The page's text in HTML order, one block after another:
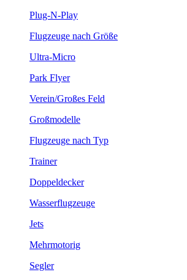
Plug-N-Play
Flugzeuge nach Größe
Ultra-Micro
Park Flyer
Verein/Großes Feld
Großmodelle
Flugzeuge nach Typ
Trainer
Doppeldecker
Wasserflugzeuge
Jets
Mehrmotorig
Segler